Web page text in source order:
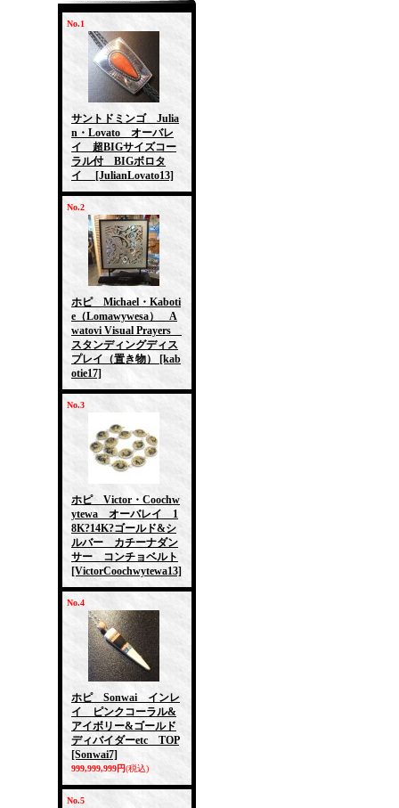
No.1
サントドミンゴ Julia
n・Lovato オーバレ
イ 超BIGサイズコー
ラル付 BIGボロタ
イ
[JulianLovato13]
No.2
ホピ Michael・Kaboti
e（Lomawywesa） A
watovi Visual Prayers
スタンディングディス
プレイ（置き物）
[kab
otie17]
No.3
ホピ Victor・Coochw
ytewa オーバレイ 1
8K?14K?ゴールド&シ
ルバー カチーナダン
サー コンチョベルト
[VictorCoochwytewa13]
No.4
ホピ Sonwai インレ
イ ピンクコーラル&
アイボリー&ゴールド
ディバイダーetc TOP
[Sonwai7]
999,999,999円(税込)
No.5